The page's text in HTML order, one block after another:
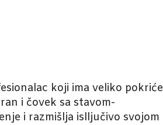
koji ima veliko
i čovek sa stavom-
i razmišlja islljučivo svojom